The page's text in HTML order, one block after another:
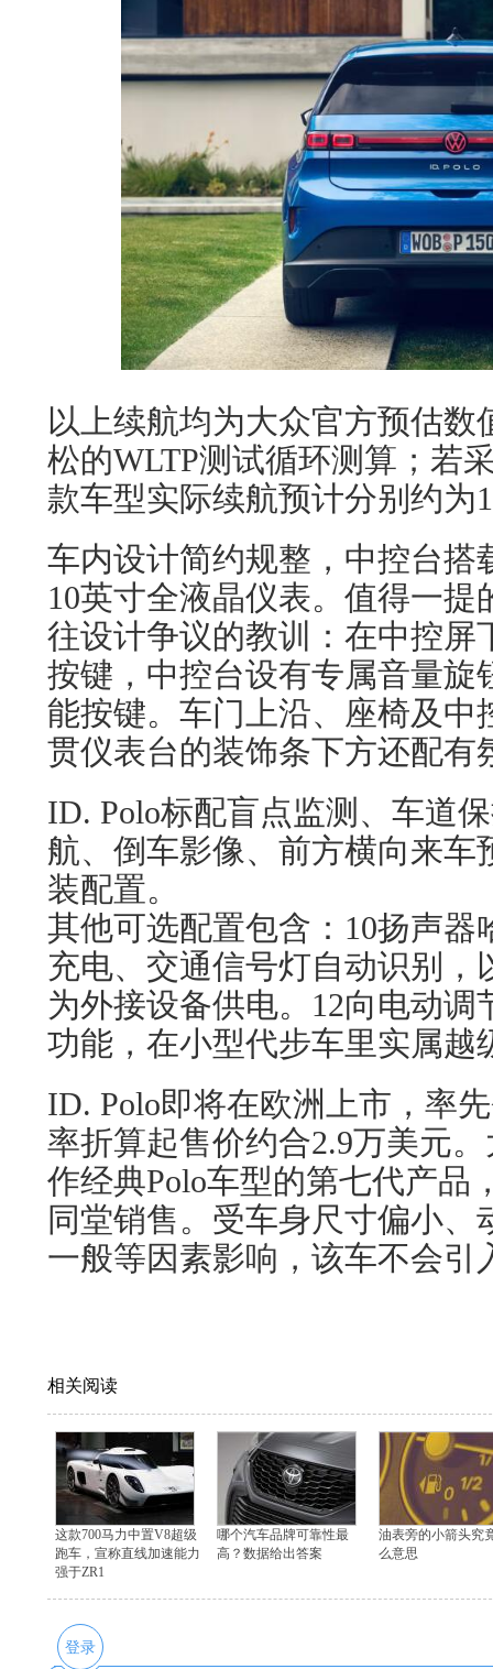
以上续航均为大众官方预估
松的WLTP测试循环测算；若
款车型实际续航预计分别约为
车内设计简约规整，中控台搭
10英寸全液晶仪表。值得一
往设计争议的教训：在中控屏
按键，中控台设有专属音量旋
能按键。车门上沿、座椅及中
贯仪表台的装饰条下方还配有
ID. Polo标配盲点监测、车道
航、倒车影像、前方横向来车
装配置。
其他可选配置包含：10扬声
充电、交通信号灯自动识别，
为外接设备供电。12向电动
功能，在小型代步车里实属越
ID. Polo即将在欧洲上市，率
率折算起售价约合2.9万美元
作经典Polo车型的第七代产品
同堂销售。受车身尺寸偏小
一般等因素影响，该车不会引
相关阅读
这款700马力中置V8超级
跑车，宣称直线加速能力
强于ZR1
哪个汽车品牌可靠性最
高？数据给出答案
油表旁的小箭头究
么意思
登录